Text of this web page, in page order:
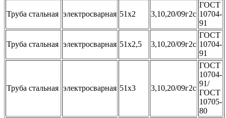
Труба стальная электросварная 51х2 3,10,20/09г2с
ГОСТ
10704-
91
Труба стальная электросварная 51х2,5 3,10,20/09г2с
ГОСТ
10704-
91
Труба стальная электросварная 51х3 3,10,20/09г2с
ГОСТ
10704-
91/
ГОСТ
10705-
80